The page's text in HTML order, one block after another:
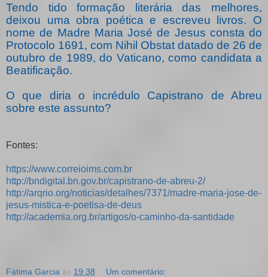
Tendo tido formação literária das melhores,
deixou uma obra poética e escreveu livros. O
nome de Madre Maria José de Jesus consta do
Protocolo 1691, com Nihil Obstat datado de 26 de
outubro de 1989, do Vaticano, como candidata a
Beatificação.
O que diria o incrédulo Capistrano de Abreu
sobre este assunto?
Fontes:
https://www.correioims.com.br
http://bndigital.bn.gov.br/capistrano-de-abreu-2/
http://arqrio.org/noticias/detalhes/7371/madre-maria-jose-de-
jesus-mistica-e-poetisa-de-deus
http://academia.org.br/artigos/o-caminho-da-santidade
Fátima Garcia às 19:38 Um comentário: